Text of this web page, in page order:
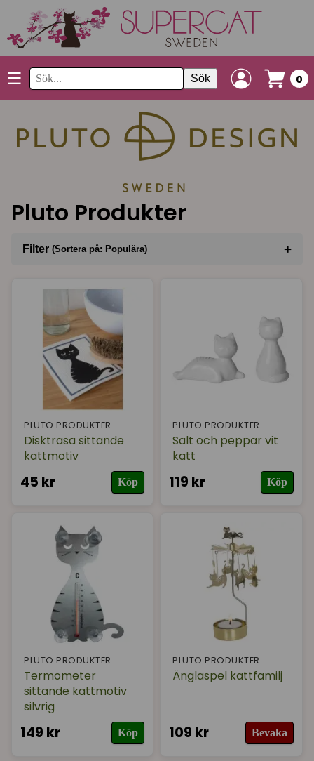
☰ Sök 0
Pluto Produkter
Filter (Sortera på: Populära) +
PLUTO PRODUKTER
Disktrasa sittande
kattmotiv
45 kr Köp
PLUTO PRODUKTER
Salt och peppar vit
katt
119 kr Köp
PLUTO PRODUKTER
Termometer
sittande kattmotiv
silvrig
149 kr Köp
PLUTO PRODUKTER
Änglaspel kattfamilj
109 kr Bevaka